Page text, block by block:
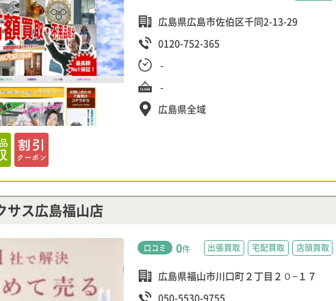
広島県広島市佐伯区千同2-13-29
0120-752-365
-
-
広島県全域
サス広島福山店
口コミ 0件 出張買取 宅配買取 店頭買取
広島県福山市川口町２丁目２０−１７
050-5530-9755